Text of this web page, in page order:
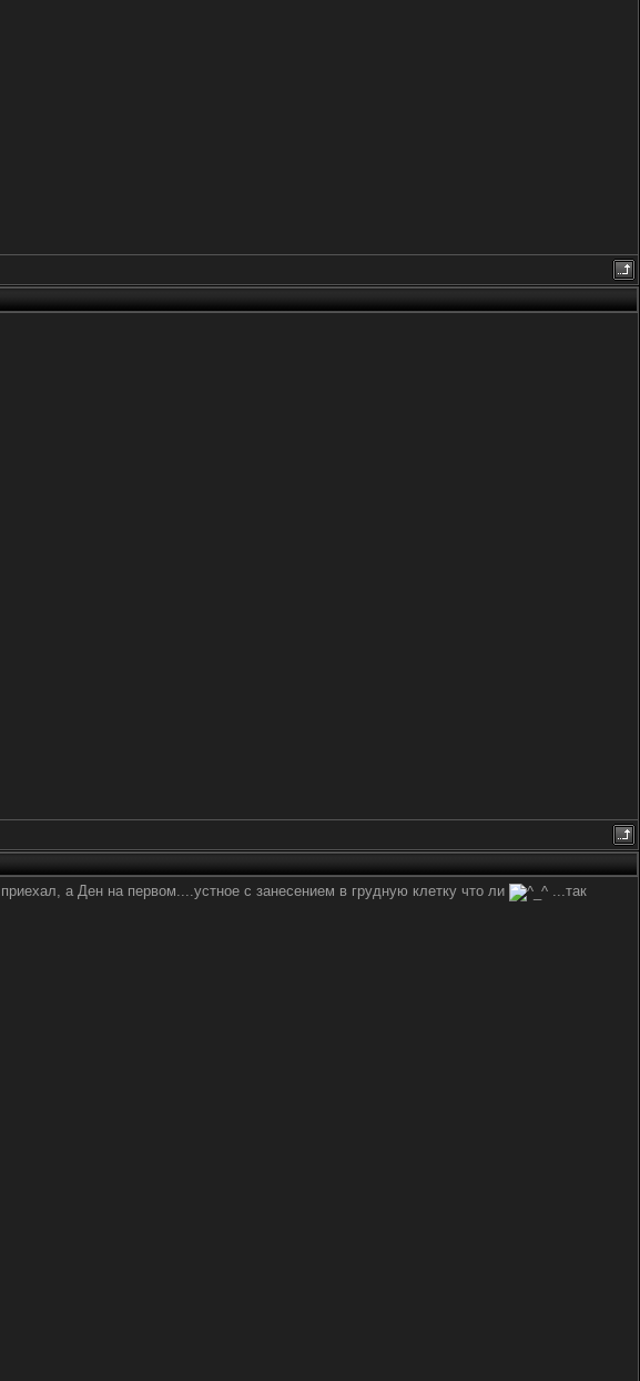
а Ден на первом....устное с занесением в грудную клетку что ли
...так